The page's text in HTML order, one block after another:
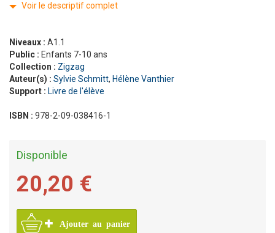
Voir le descriptif complet
Niveaux : A1.1
Public : Enfants 7-10 ans
Collection : Zigzag
Auteur(s) : Sylvie Schmitt, Hélène Vanthier
Support : Livre de l'élève
ISBN : 978-2-09-038416-1
Disponible
20,20 €
Ajouter au panier